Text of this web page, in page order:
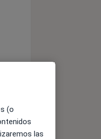
(o
las